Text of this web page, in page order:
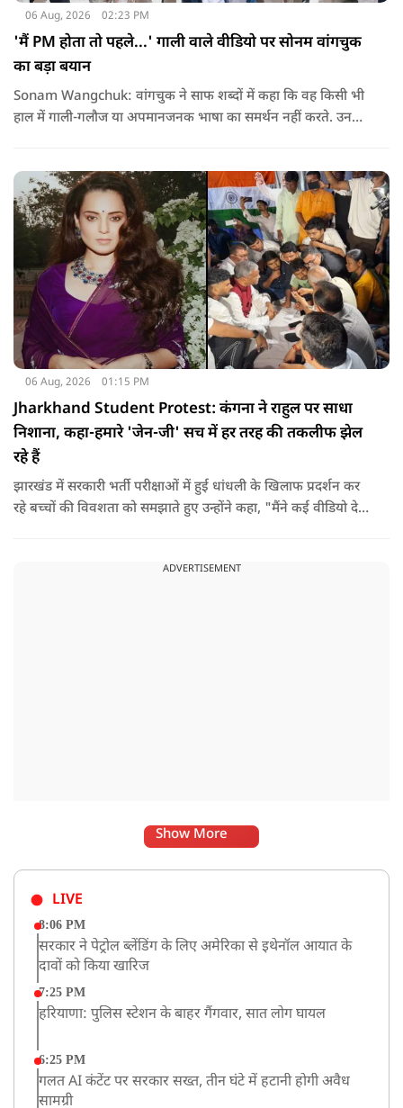
06 Aug, 2026 02:23 PM
'मैं PM होता तो पहले...' गाली वाले वीडियो पर सोनम वांगचुक
का बड़ा बयान
Sonam Wangchuk: वांगचुक ने साफ शब्दों में कहा कि वह किसी भी
हाल में गाली-गलौज या अपमानजनक भाषा का समर्थन नहीं करते. उनका
06 Aug, 2026 01:15 PM
Jharkhand Student Protest: कंगना ने राहुल पर साधा
निशाना, कहा-हमारे 'जेन-जी' सच में हर तरह की तकलीफ झेल
रहे हैं
झारखंड में सरकारी भर्ती परीक्षाओं में हुई धांधली के खिलाफ प्रदर्शन कर
रहे बच्चों की विवशता को समझाते हुए उन्होंने कहा, "मैंने कई वीडियो देखे
यहां तक गंभीर हैं कि बच्चों के पास ऑनलाइन फूड नहीं जा पा रहा है. ऐसी
ADVERTISEMENT
Show More
LIVE
8:06 PM
सरकार ने पेट्रोल ब्लेंडिंग के लिए अमेरिका से इथेनॉल आयात के
दावों को किया खारिज
7:25 PM
हरियाणा: पुलिस स्टेशन के बाहर गैंगवार, सात लोग घायल
6:25 PM
गलत AI कंटेंट पर सरकार सख्त, तीन घंटे में हटानी होगी अवैध
सामग्री